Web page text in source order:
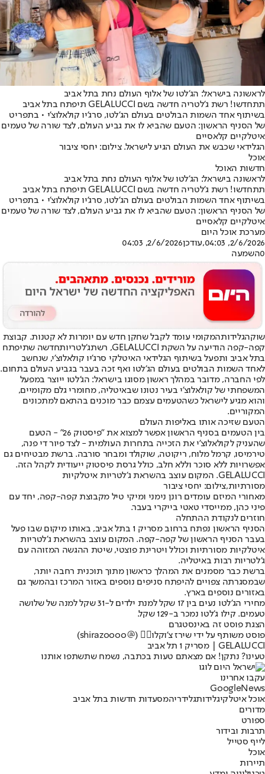
לראשונה בישראל: הג'לטו של אלוף העולם נחת בתל אביב
תתחדשו! רשת ג'לטריה חדשה בשם GELALUCCI תיפתח בתל אביב
בשיתוף אחד השמות הבולטים בעולם הג'לטו, סרג'יו קולאלוצ'י • בתפריט
של הסניף הראשון: הטעם שהביא לו את גביע העולם, לצד שורה של טעמים
איטלקיים קלאסיים
הגלידאי שכבש את העולם הגיע לישראל. צילום: יחסי ציבור
אוכל
חדשות האוכל
לראשונה בישראל: הג'לטו של אלוף העולם נחת בתל אביב
תתחדשו! רשת ג'לטריה חדשה בשם GELALUCCI תיפתח בתל אביב
בשיתוף אחד השמות הבולטים בעולם הג'לטו, סרג'יו קולאלוצ'י • בתפריט
של הסניף הראשון: הטעם שהביא לו את גביע העולם, לצד שורה של טעמים
איטלקיים קלאסיים
מערכת אוכל היום
2/6/2026, 04:03
,עודכן2/6/2026, 04:03
0השמעה
שוקהגלידותהמקומי עומד לקבל שחקן חדש עם יומרות לא קטנות. קבוצת
קפה-קפה הודיעה על השקת GELALUCCI, רשת
ג'לטריותחדשה שתיפתח
בתל אביב ותפעל בשיתוף הגלידאי האיטלקי סרג'יו קולאלוצ'י, שנחשב
לאחד השמות הבולטים בעולם הג'לטו ואף זכה בעבר בגביע העולם בתחום.
לפי החברה, מדובר במהלך ראשון מסוגו בישראל: הג'לטו ייוצר במפעל
המשפחתי של קולאלוצ'י בעיר נטונו שבאיטליה, מחומרי גלם מקומיים,
והוא מגיע לישראל כשהטעמים עצמם כבר מוכנים בהתאם למתכונים
המקוריים.
הטעם שזיכה אותו באליפות העולם
בין הטעמים בסניף הראשון אפשר למצוא את "פיסטוק 26" - הטעם
שהעניק לקולאלוצ'י את הזכייה בתחרות העולמית - לצד פיור די פנה,
טירמיסו, קרמל מלוח, ריקוטה, שוקולד ומבחר סורבה. ברשת מבטיחים גם
אפשרויות ללא סוכר וללא חלב, כולל גרסת פיסטוק ייעודית לקהל הזה.
GELALUCCI. המקום עוצב בהשראת ג'לטריות איטלקיות
מסורתיות,צילום: יחסי ציבור
מאחורי המיזם עומדים רונן נימני ומיקי טיל מקבוצת קפה-קפה, יחד עם
פיני כהן, ממייסדי טאטי בייקרי בעבר.
חוזרים לנקודת ההתחלה
הסניף הראשון נפתח ברחוב מסריק 1 בתל אביב, באותו מיקום שבו פעל
בעבר הסניף הראשון של קפה-קפה. המקום עוצב בהשראת ג'לטריות
איטלקיות מסורתיות וכולל ויטרינת פוצטי, שיטת ההגשה המזוהה עם
ג'לטריות רבות באיטליה.
ברשת כבר מסמנים את המהלך כראשון מתוך תוכנית רחבה יותר,
שבמסגרתה צפויים להיפתח סניפים נוספים באזור המרכז ובהמשך גם
באזורים נוספים בארץ.
מחירי הג'לטו נעים בין 17 שקל למנת ילדים ל-31 שקל למנה של שלושה
טעמים. קילו ג'לטו נמכר ב-129 שקל.
הצגת פוסט זה באינסטגרם
פוסט משותף על ידי ‏‎שירז צ'וקלו🧚‍♀️‎‏ (@‏‎shirazoooo‎‏)
GELALUCCI | מסריק 1 תל אביב
טעינו? נתקן! אם מצאתם טעות בכתבה, נשמח שתשתפו אותנו
עקבו אחרינו
GoogleNews
אוכל איטלקיגלידותגלידריהמסעדות חדשות בתל אביב
מדורים
ספורט
תרבות ובידור
לייף סטייל
אוכל
תיירות